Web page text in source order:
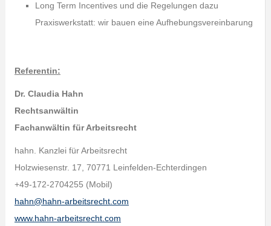
Long Term Incentives und die Regelungen dazu
Praxiswerkstatt: wir bauen eine Aufhebungsvereinbarung
Referentin:
Dr. Claudia Hahn
Rechtsanwältin
Fachanwältin für Arbeitsrecht
hahn. Kanzlei für Arbeitsrecht
Holzwiesenstr. 17, 70771 Leinfelden-Echterdingen
+49-172-2704255 (Mobil)
hahn@hahn-arbeitsrecht.com
www.hahn-arbeitsrecht.com